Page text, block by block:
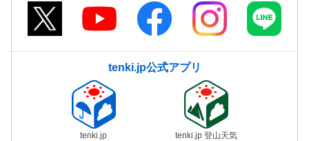
tenki.jp公式アプリ
tenki.jp tenki.jp 登山天気